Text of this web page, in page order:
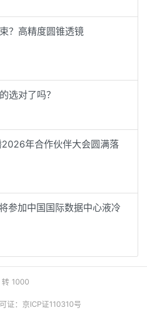
？高精度圆锥透镜
选对了吗？
2026年合作伙伴大会圆满落
参加中国国际数据中心液冷
1000
证：京ICP证110310号